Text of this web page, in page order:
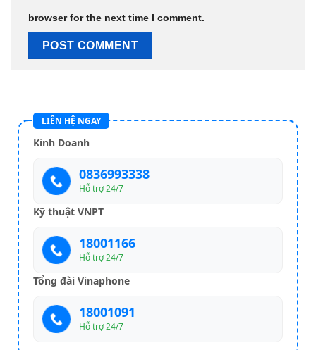
browser for the next time I comment.
LIÊN HỆ NGAY
Kinh Doanh
0836993338
Hỗ trợ 24/7
Kỹ thuật VNPT
18001166
Hỗ trợ 24/7
Tổng đài Vinaphone
18001091
Hỗ trợ 24/7